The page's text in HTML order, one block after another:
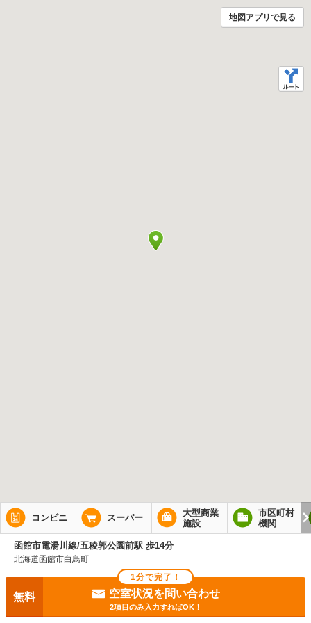
地図アプリで見る
コンビニ スーパー
大型商業
施設
市区町村
機関
函館市電湯川線/五稜郭公園前駅 歩14分
北海道函館市白鳥町
1分で完了！
無料 空室状況を問い合わせ
2項目のみ入力すればOK！